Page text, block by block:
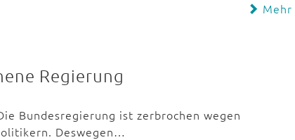
Mehr
Regierung
Bundesregierung ist zerbrochen wegen
Deswegen…